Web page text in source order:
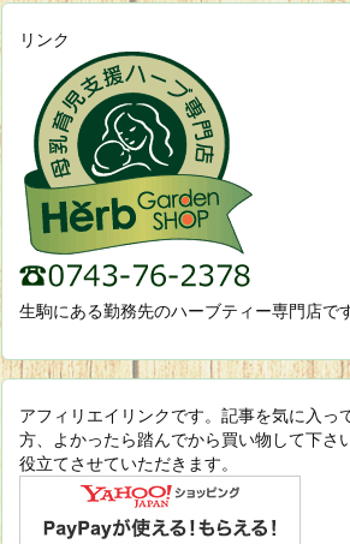
リンク
生駒にある勤務先のハーブティー専門店で
アフィリエイリンクです。記事を気に入っ
方、よかったら踏んでから買い物して下さ
役立てさせていただきます。